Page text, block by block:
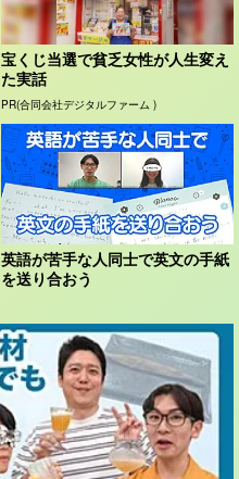
宝くじ当選で貧乏女性が人生変え
た実話
PR(合同会社デジタルファーム )
英語が苦手な人同士で英文の手紙
を送り合おう